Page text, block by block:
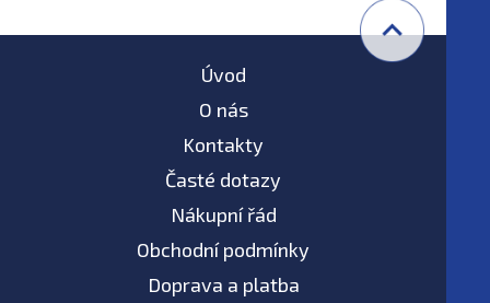
Úvod
O nás
Kontakty
Časté dotazy
Nákupní řád
Obchodní podmínky
Doprava a platba